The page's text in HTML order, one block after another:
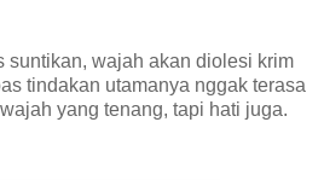
suntikan, wajah akan diolesi krim
tindakan utamanya nggak terasa
yang tenang, tapi hati juga.